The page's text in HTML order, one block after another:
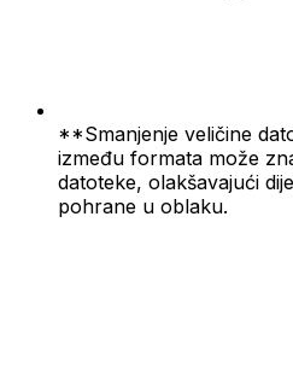
**Smanjenje veličine
između formata može
datoteke, olakšavajući
pohrane u oblaku.